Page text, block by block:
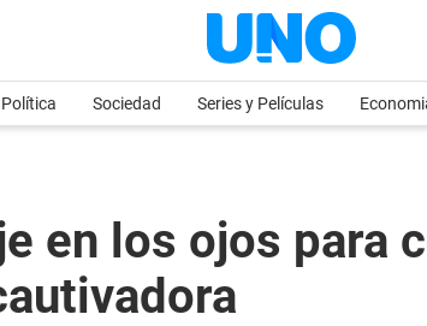
Política Sociedad Series y Películas
en los ojos para